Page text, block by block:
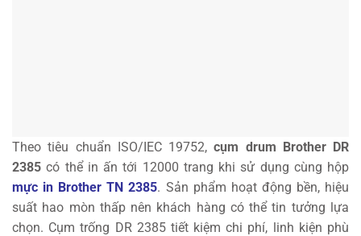
Theo tiêu chuẩn ISO/IEC 19752,cụm drum Brother DR
2385 có thể in ấn tới 12000 trang khi sử dụng cùng hộp
mực in Brother TN 2385. Sản phẩm hoạt động bền, hiệu
suất hao mòn thấp nên khách hàng có thể tin tưởng lựa
chọn. Cụm trống DR 2385 tiết kiệm chi phí, linh kiện phù